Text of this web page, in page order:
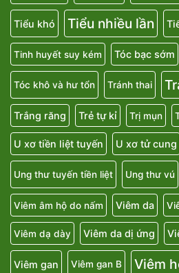
Tiểu khó Tiểu nhiều lần
Tinh huyết suy kém Tóc bạc sớm
Tóc khô và hư tổn Tránh thai
Trắng răng Trẻ tự kỉ Trị mụn
U xơ tiền liệt tuyến U xơ tử cung
Ung thư tuyến tiền liệt Ung thư vú
Viêm âm hộ do nấm Viêm da
Viêm dạ dày Viêm da dị ứng
Viêm gan Viêm gan B Viêm